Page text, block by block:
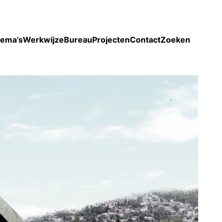
WerkwijzeBureauProjectenContactZoeken